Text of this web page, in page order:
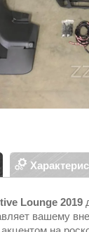
Lounge 2019
вашему